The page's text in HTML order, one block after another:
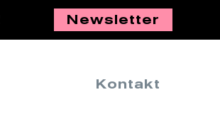
Newsletter
Kontakt